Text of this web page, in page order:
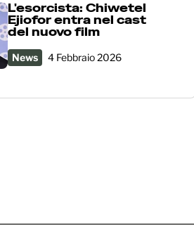
L'esorcista: Chiwetel
Ejiofor entra nel cast
del nuovo film
News 4 Febbraio 2026